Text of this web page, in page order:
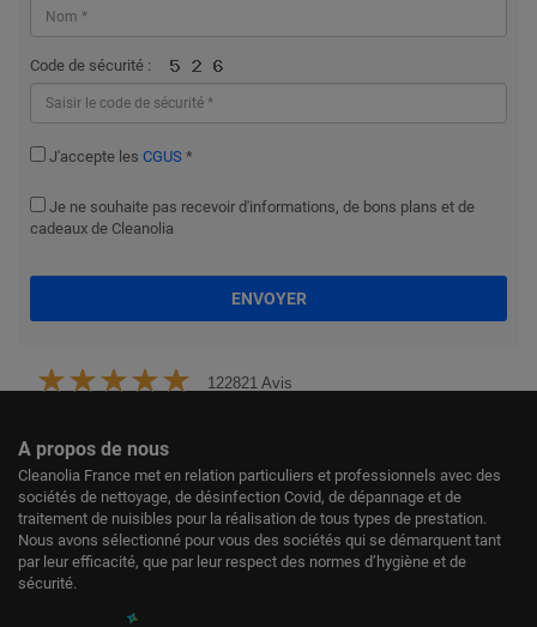
Code de sécurité :
J'accepte les CGUS *
Je ne souhaite pas recevoir d'informations, de bons plans et de
cadeaux de Cleanolia
ENVOYER
122821 Avis
A propos de nous
Cleanolia France met en relation particuliers et professionnels avec des
sociétés de nettoyage, de désinfection Covid, de dépannage et de
traitement de nuisibles pour la réalisation de tous types de prestation.
Nous avons sélectionné pour vous des sociétés qui se démarquent tant
par leur efficacité, que par leur respect des normes d’hygiène et de
sécurité.